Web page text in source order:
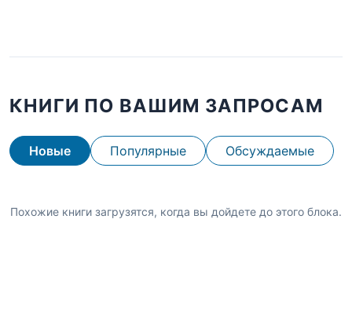
КНИГИ ПО ВАШИМ ЗАПРОСАМ
Новые Популярные Обсуждаемые
Похожие книги загрузятся, когда вы дойдете до этого блока.